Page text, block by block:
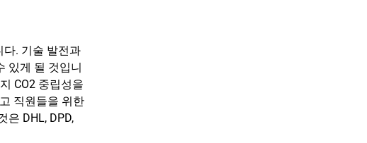
다. 기술 발전과
있게 될 것입니
CO2 중립성을
직원들을 위한
은 DHL, DPD,